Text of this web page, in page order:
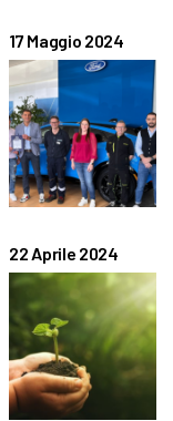
17 Maggio 2024
22 Aprile 2024